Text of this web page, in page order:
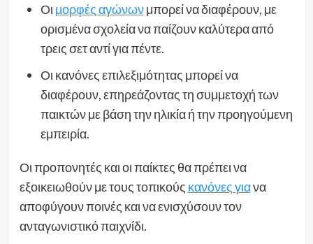
Οι μορφές αγώνωνμπορεί να διαφέρουν, με
ορισμένα σχολεία να παίζουν καλύτερα από
τρεις σετ αντί για πέντε.
Οι κανόνες επιλεξιμότητας μπορεί να
διαφέρουν, επηρεάζοντας τη συμμετοχή των
παικτών με βάση την ηλικία ή την προηγούμενη
εμπειρία.
Οι προπονητές και οι παίκτες θα πρέπει να
εξοικειωθούν με τους τοπικούς κανόνες γιανα
αποφύγουν ποινές και να ενισχύσουν τον
ανταγωνιστικό παιχνίδι.